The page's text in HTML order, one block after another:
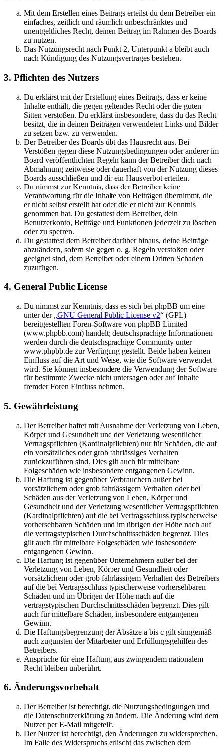
Mit dem Erstellen eines Beitrags erteilst du dem Betreiber ein
einfaches, zeitlich und räumlich unbeschränktes und
unentgeltliches Recht, deinen Beitrag im Rahmen des Boards
zu nutzen.
Das Nutzungsrecht nach Punkt 2, Unterpunkt a bleibt auch
nach Kündigung des Nutzungsvertrages bestehen.
3. Pflichten des Nutzers
Du erklärst mit der Erstellung eines Beitrags, dass er keine
Inhalte enthält, die gegen geltendes Recht oder die guten
Sitten verstoßen. Du erklärst insbesondere, dass du das Recht
besitzt, die in deinen Beiträgen verwendeten Links und Bilder
zu setzen bzw. zu verwenden.
Der Betreiber des Boards übt das Hausrecht aus. Bei
Verstößen gegen diese Nutzungsbedingungen oder anderer im
Board veröffentlichten Regeln kann der Betreiber dich nach
Abmahnung zeitweise oder dauerhaft von der Nutzung dieses
Boards ausschließen und dir ein Hausverbot erteilen.
Du nimmst zur Kenntnis, dass der Betreiber keine
Verantwortung für die Inhalte von Beiträgen übernimmt, die
er nicht selbst erstellt hat oder die er nicht zur Kenntnis
genommen hat. Du gestattest dem Betreiber, dein
Benutzerkonto, Beiträge und Funktionen jederzeit zu löschen
oder zu sperren.
Du gestattest dem Betreiber darüber hinaus, deine Beiträge
abzuändern, sofern sie gegen o. g. Regeln verstoßen oder
geeignet sind, dem Betreiber oder einem Dritten Schaden
zuzufügen.
4. General Public License
Du nimmst zur Kenntnis, dass es sich bei phpBB um eine
unter der „GNU General Public License v2“ (GPL)
bereitgestellten Foren-Software von phpBB Limited
(www.phpbb.com) handelt; deutschsprachige Informationen
werden durch die deutschsprachige Community unter
www.phpbb.de zur Verfügung gestellt. Beide haben keinen
Einfluss auf die Art und Weise, wie die Software verwendet
wird. Sie können insbesondere die Verwendung der Software
für bestimmte Zwecke nicht untersagen oder auf Inhalte
fremder Foren Einfluss nehmen.
5. Gewährleistung
Der Betreiber haftet mit Ausnahme der Verletzung von Leben,
Körper und Gesundheit und der Verletzung wesentlicher
Vertragspflichten (Kardinalpflichten) nur für Schäden, die auf
ein vorsätzliches oder grob fahrlässiges Verhalten
zurückzuführen sind. Dies gilt auch für mittelbare
Folgeschäden wie insbesondere entgangenen Gewinn.
Die Haftung ist gegenüber Verbrauchern außer bei
vorsätzlichem oder grob fahrlässigem Verhalten oder bei
Schäden aus der Verletzung von Leben, Körper und
Gesundheit und der Verletzung wesentlicher Vertragspflichten
(Kardinalpflichten) auf die bei Vertragsschluss typischerweise
vorhersehbaren Schäden und im übrigen der Höhe nach auf
die vertragstypischen Durchschnittsschäden begrenzt. Dies
gilt auch für mittelbare Folgeschäden wie insbesondere
entgangenen Gewinn.
Die Haftung ist gegenüber Unternehmern außer bei der
Verletzung von Leben, Körper und Gesundheit oder
vorsätzlichem oder grob fahrlässigem Verhalten des Betreibers
auf die bei Vertragsschluss typischerweise vorhersehbaren
Schäden und im Übrigen der Höhe nach auf die
vertragstypischen Durchschnittsschäden begrenzt. Dies gilt
auch für mittelbare Schäden, insbesondere entgangenen
Gewinn.
Die Haftungsbegrenzung der Absätze a bis c gilt sinngemäß
auch zugunsten der Mitarbeiter und Erfüllungsgehilfen des
Betreibers.
Ansprüche für eine Haftung aus zwingendem nationalem
Recht bleiben unberührt.
6. Änderungsvorbehalt
Der Betreiber ist berechtigt, die Nutzungsbedingungen und
die Datenschutzerklärung zu ändern. Die Änderung wird dem
Nutzer per E-Mail mitgeteilt.
Der Nutzer ist berechtigt, den Änderungen zu widersprechen.
Im Falle des Widerspruchs erlischt das zwischen dem